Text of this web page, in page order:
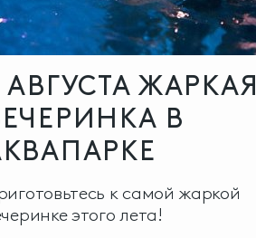
АВГУСТА ЖАРКАЯ
В
к самой жаркой
этого лета!